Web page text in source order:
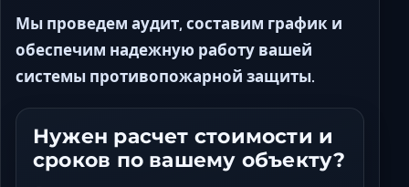
Мы проведем аудит, составим график и
обеспечим надежную работу вашей
системы противопожарной защиты.
Нужен расчет стоимости и
сроков по вашему объекту?